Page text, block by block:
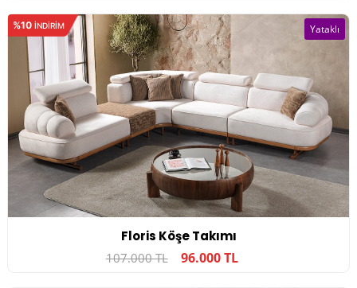
%10 INDIRIM
Floris Köşe Takımı
107.000 TL 96.000 TL
Yataklı